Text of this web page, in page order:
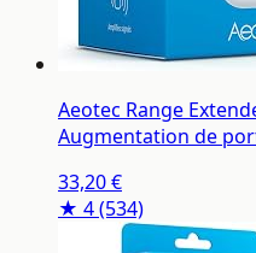
Aeotec Range
Augmentation de
AEOZZGA001
33,20 €
★ 4(534)